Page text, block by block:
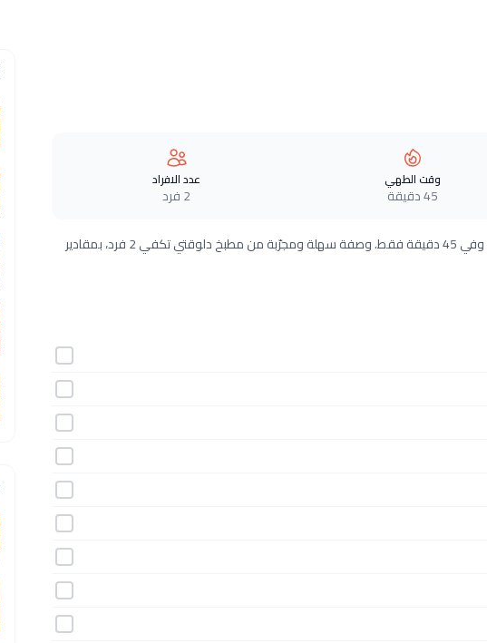
وقت الطهي
45 دقيقة
عدد الافراد
2 فرد
طريقة عمل خبز الزبيب المنزلى خطوة بخطوة بـ10 مكونات وفي 45 دقيقة فقط. وصفة سهلة ومجرّبة من مطبخ دلوقتي تكفي 2 فرد، بمقادير